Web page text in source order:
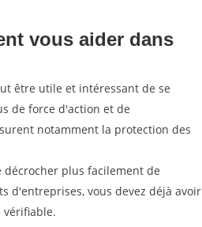
vous aider dans
être utile et intéressant de se
de force d'action et de
notamment la protection des
plus facilement de
d'entreprises, vous devez déjà avoir